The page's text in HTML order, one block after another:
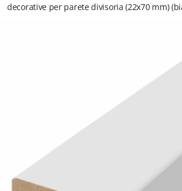
decorative per parete divisoria (22x70 mm)